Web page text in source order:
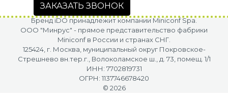
ЗАКАЗАТЬ ЗВОНОК
Бренд iDO принадлежит компании Miniconf Spa.
OOO "Минрус" - прямое представительство фабрики
Miniconf в России и странах СНГ.
125424, г. Москва, муниципальный округ Покровское-
Стрешнево вн.тер.г., Волоколамское ш., д. 73, помещ. 1/1
ИНН: 7702819731
ОГРН: 1137746678420
© 2026